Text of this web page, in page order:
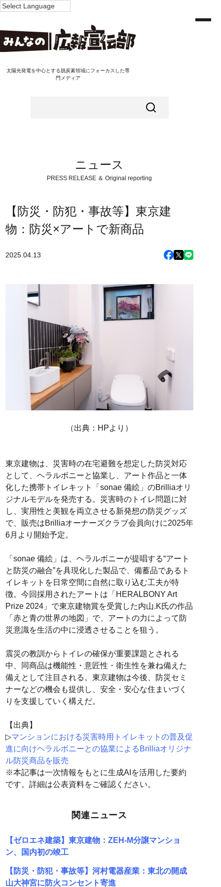
太陽光発電を中心とする脱炭素領域にフォーカスした専
門メディア
ニュース
PRESS RELEASE ＆ Original reporting
【防災・防犯・事故等】東京建
物：防災×アートで新商品
2025.04.13
（出典：HPより）
東京建物は、災害時の在宅避難を想定した防災対応
として、ヘラルボニーと協業し、アート作品と一体
化した携帯トイレキット「sonae 備絵」のBrilliaオリ
ジナルモデルを発売する。災害時のトイレ問題に対
し、実用性と美観を両立させる新発想の防災グッズ
で、販売はBrilliaオーナーズクラブ会員向けに2025年
6月より開始予定。
「sonae 備絵」は、ヘラルボニーが提唱する“アート
と防災の融合”を具現化した製品で、備蓄品であるト
イレキットを日常空間に自然に取り込む工夫が特
徴。今回採用されたアートは「HERALBONY Art
Prize 2024」で東京建物賞を受賞した内山.K氏の作品
「赤と青の世界の地図」で、アートの力によって防
災意識を生活の中に浸透させることを狙う。
震災の教訓からトイレの確保が重要課題とされる
中、同商品は機能性・意匠性・衛生性を兼ね備えた
備えとして注目される。東京建物は今後、防災セミ
ナーなどの機会も提供し、安全・安心な住まいづく
りを支援していく構えだ。
【出典】
▷マンションにおける災害時用トイレキットの普及促
進に向けヘラルボニーとの協業によるBrilliaオリジナ
ル防災商品を販売
※本記事は一次情報をもとに生成AIを活用した要約
です。詳細は公表資料をご確認ください。
関連ニュース
【ゼロエネ建築】東京建物：ZEH-M分譲マンショ
ン、国内初の竣工
【防災・防犯・事故等】河村電器産業：東北の開成
山大神宮に防火コンセント寄進